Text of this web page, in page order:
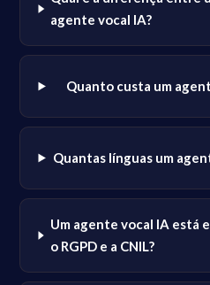
agente vocal IA?
Quanto custa um
Quantas línguas um
Um agente vocal IA está
o RGPD e a CNIL?